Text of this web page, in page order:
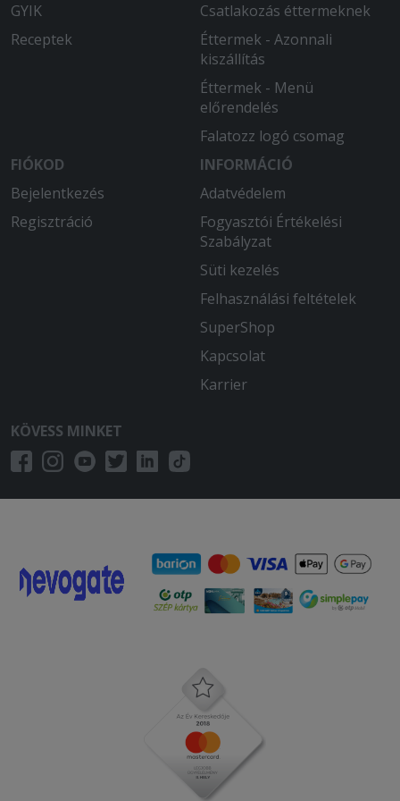
GYIK
Receptek
Csatlakozás éttermeknek
Éttermek - Azonnali
kiszállítás
Éttermek - Menü
előrendelés
Falatozz logó csomag
FIÓKOD
Bejelentkezés
Regisztráció
INFORMÁCIÓ
Adatvédelem
Fogyasztói Értékelési
Szabályzat
Süti kezelés
Felhasználási feltételek
SuperShop
Kapcsolat
Karrier
KÖVESS MINKET